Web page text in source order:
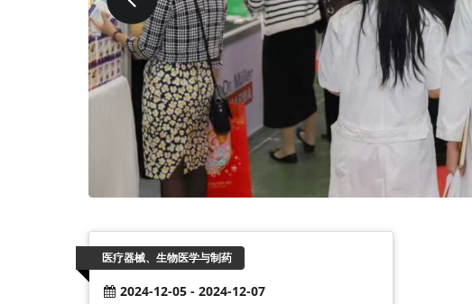
医疗器械、生物医学与制药
2024-12-05 - 2024-12-07